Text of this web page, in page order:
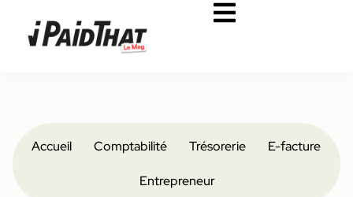
Accueil Comptabilité Trésorerie E-facture
Entrepreneur